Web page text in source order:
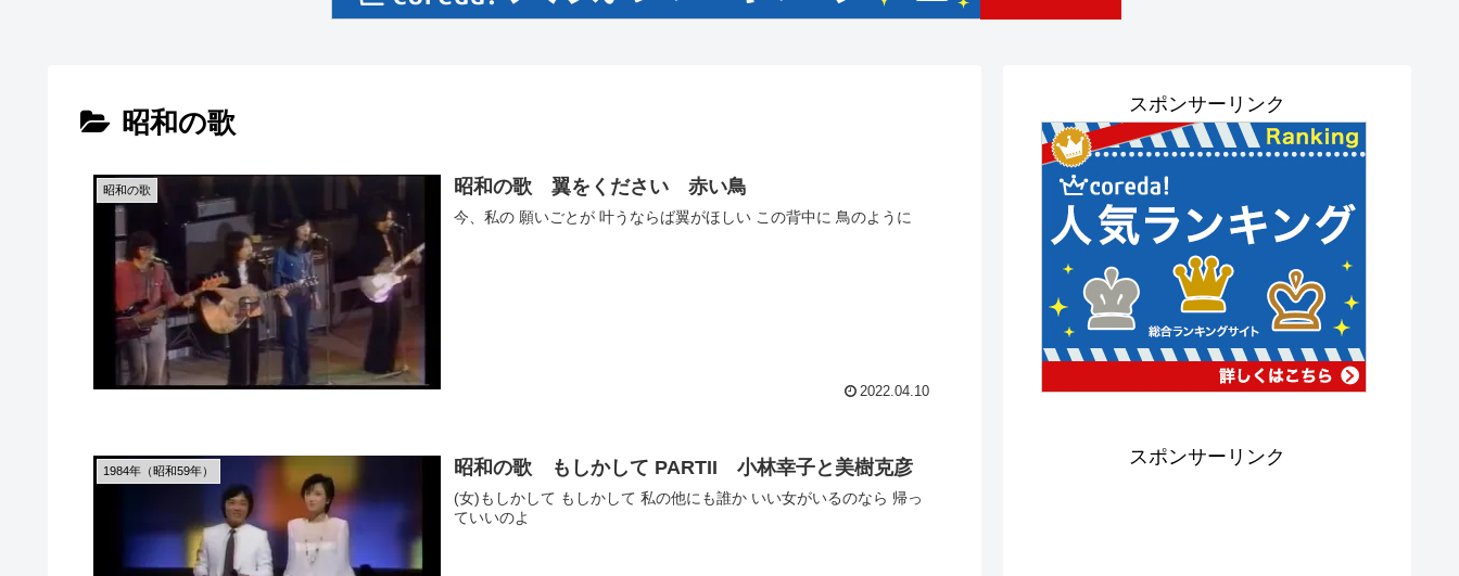
昭和の歌
昭和の歌 昭和の歌 翼をください 赤い鳥
今、私の 願いごとが 叶うならば翼がほしい この背中に 鳥のように
2022.04.10
1984年（昭和59年） 昭和の歌 もしかして PARTII 小林幸子と美樹克彦
(女)もしかして もしかして 私の他にも誰か いい女がいるのなら 帰っ
ていいのよ
スポンサーリンク
スポンサーリンク